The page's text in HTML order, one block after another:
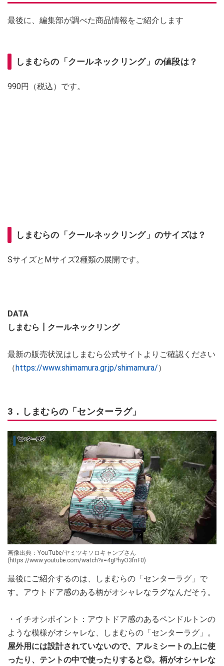
最後に、編集部が調べた商品情報をご紹介します
しまむらの「クールネックリング」の値段は？
990円（税込）です。
しまむらの「クールネックリング」のサイズは？
SサイズとMサイズ2種類の展開です。
DATA
しまむら┃クールネックリング
最新の販売状況はしまむら公式サイトよりご確認ください
（ https://www.shimamura.gr.jp/shimamura/）
3．しまむらの「センターラグ」
画像出典：YouTube/ヤミツキソロキャンプさん
(https://www.youtube.com/watch?v=4gPhyO3fnF0)
最後にご紹介するのは、しまむらの「センターラグ」で
す。アウトドア感のある柄がオシャレなラグなんだそう。
・イチオシポイント：アウトドア感のあるペンドルトンの
ような模様がオシャレな、しまむらの「センターラグ」。
屋外用には設計されていないので、アルミシートの上に使
ったり、テントの中で使ったりすると◎。柄がオシャレな